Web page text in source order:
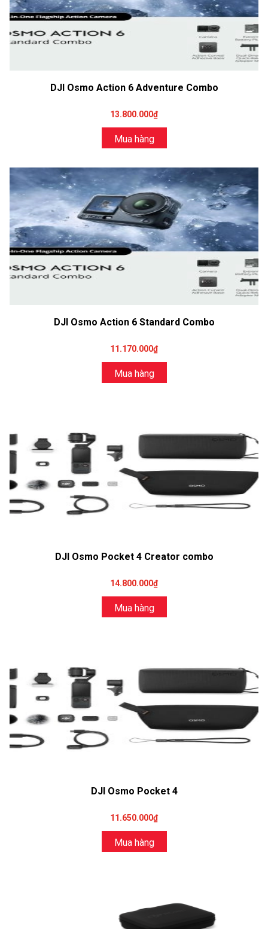
DJI Osmo Action 6 Adventure Combo
13.800.000₫
Mua hàng
DJI Osmo Action 6 Standard Combo
11.170.000₫
Mua hàng
DJI Osmo Pocket 4 Creator combo
14.800.000₫
Mua hàng
DJI Osmo Pocket 4
11.650.000₫
Mua hàng